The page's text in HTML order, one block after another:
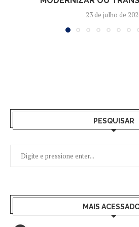
23 de julho de
PESQUISAR
MAIS